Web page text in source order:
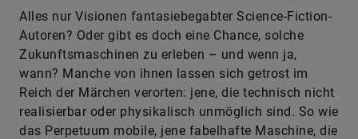
Alles nur Visionen fantasiebegabter Science-Fiction-
Autoren? Oder gibt es doch eine Chance, solche
Zukunftsmaschinen zu erleben – und wenn ja,
wann? Manche von ihnen lassen sich getrost im
Reich der Märchen verorten: jene, die technisch nicht
realisierbar oder physikalisch unmöglich sind. So wie
das Perpetuum mobile, jene fabelhafte Maschine, die